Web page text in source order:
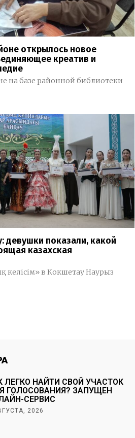
открылось новое
креатив и
на базе районной библиотеки
девушки показали, какой
казахская
келісім» в Кокшетау Наурыз
ЛЕГКО НАЙТИ СВОЙ УЧАСТОК
ГОЛОСОВАНИЯ? ЗАПУЩЕН
СЕРВИС
2026